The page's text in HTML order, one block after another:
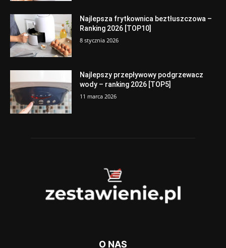
Najlepsza frytkownica beztłuszczowa –
Ranking 2026 [TOP10]
8 stycznia 2026
Najlepszy przepływowy podgrzewacz
wody – ranking 2026 [TOP5]
11 marca 2026
O NAS